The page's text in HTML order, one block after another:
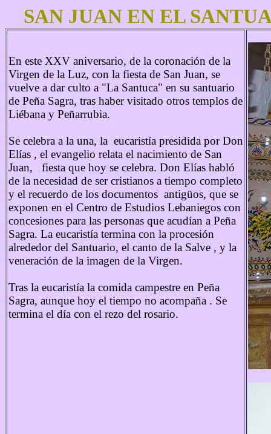
SAN JUAN EN EL
En este XXV aniversario, de la coronación de la
Virgen de la Luz, con la fiesta de San Juan, se
vuelve a dar culto a "La Santuca" en su santuario
de Peña Sagra, tras haber visitado otros templos de
Liébana y Peñarrubia.
Se celebra a la una, la eucaristía presidida por Don
Elías , el evangelio relata el nacimiento de San
Juan, fiesta que hoy se celebra. Don Elías habló
de la necesidad de ser cristianos a tiempo completo
y el recuerdo de los documentos antigüos, que se
exponen en el Centro de Estudios Lebaniegos con
concesiones para las personas que acudían a Peña
Sagra. La eucaristía termina con la procesión
alrededor del Santuario, el canto de la Salve , y la
veneración de la imagen de la Virgen.
Tras la eucaristía la comida campestre en Peña
Sagra, aunque hoy el tiempo no acompaña . Se
termina el día con el rezo del rosario.